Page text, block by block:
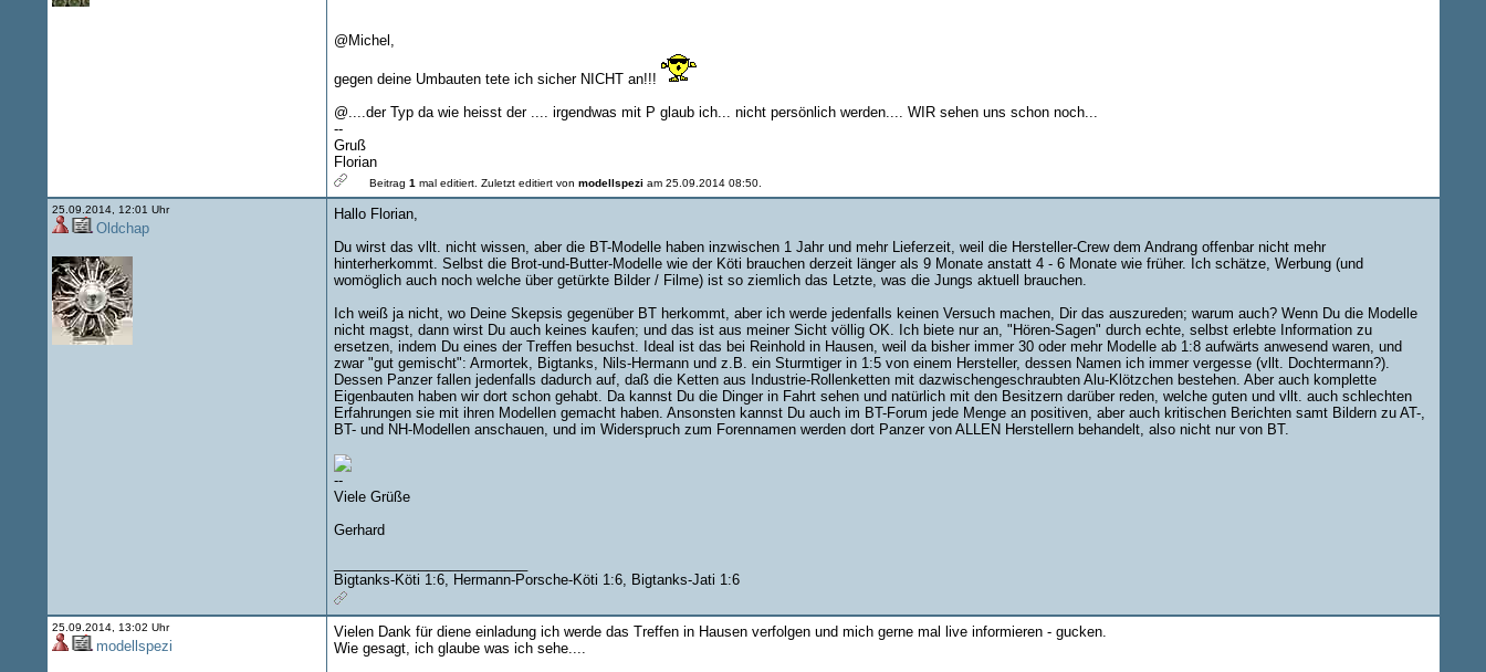
@Michel,
gegen deine Umbauten tete ich sicher NICHT an!!!
@....der Typ da wie heisst der .... irgendwas mit P glaub ich... nicht persönlich werden.... WIR sehen uns schon noch...
--
Gruß
Florian
Beitrag 1 mal editiert. Zuletzt editiert von modellspezi am 25.09.2014 08:50.
25.09.2014, 12:01 Uhr
Oldchap
Hallo Florian,
Du wirst das vllt. nicht wissen, aber die BT-Modelle haben inzwischen 1 Jahr und mehr Lieferzeit, weil die Hersteller-Crew dem Andrang offenbar nicht mehr
hinterherkommt. Selbst die Brot-und-Butter-Modelle wie der Köti brauchen derzeit länger als 9 Monate anstatt 4 - 6 Monate wie früher. Ich schätze, Werbung (und
womöglich auch noch welche über getürkte Bilder / Filme) ist so ziemlich das Letzte, was die Jungs aktuell brauchen.
Ich weiß ja nicht, wo Deine Skepsis gegenüber BT herkommt, aber ich werde jedenfalls keinen Versuch machen, Dir das auszureden; warum auch? Wenn Du die Modelle
nicht magst, dann wirst Du auch keines kaufen; und das ist aus meiner Sicht völlig OK. Ich biete nur an, "Hören-Sagen" durch echte, selbst erlebte Information zu
ersetzen, indem Du eines der Treffen besuchst. Ideal ist das bei Reinhold in Hausen, weil da bisher immer 30 oder mehr Modelle ab 1:8 aufwärts anwesend waren, und
zwar "gut gemischt": Armortek, Bigtanks, Nils-Hermann und z.B. ein Sturmtiger in 1:5 von einem Hersteller, dessen Namen ich immer vergesse (vllt. Dochtermann?).
Dessen Panzer fallen jedenfalls dadurch auf, daß die Ketten aus Industrie-Rollenketten mit dazwischengeschraubten Alu-Klötzchen bestehen. Aber auch komplette
Eigenbauten haben wir dort schon gehabt. Da kannst Du die Dinger in Fahrt sehen und natürlich mit den Besitzern darüber reden, welche guten und vllt. auch schlechten
Erfahrungen sie mit ihren Modellen gemacht haben. Ansonsten kannst Du auch im BT-Forum jede Menge an positiven, aber auch kritischen Berichten samt Bildern zu AT-,
BT- und NH-Modellen anschauen, und im Widerspruch zum Forennamen werden dort Panzer von ALLEN Herstellern behandelt, also nicht nur von BT.
--
Viele Grüße
Gerhard
Bigtanks-Köti 1:6, Hermann-Porsche-Köti 1:6, Bigtanks-Jati 1:6
25.09.2014, 13:02 Uhr
modellspezi
Vielen Dank für diene einladung ich werde das Treffen in Hausen verfolgen und mich gerne mal live informieren - gucken.
Wie gesagt, ich glaube was ich sehe....